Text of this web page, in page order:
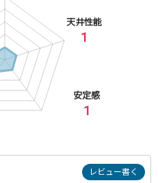
1
天井性能
1
安定感
レビュー書く